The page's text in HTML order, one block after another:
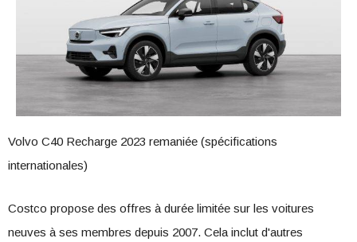
Volvo C40 Recharge 2023 remaniée (spécifications
internationales)
Costco propose des offres à durée limitée sur les voitures
neuves à ses membres depuis 2007. Cela inclut d'autres